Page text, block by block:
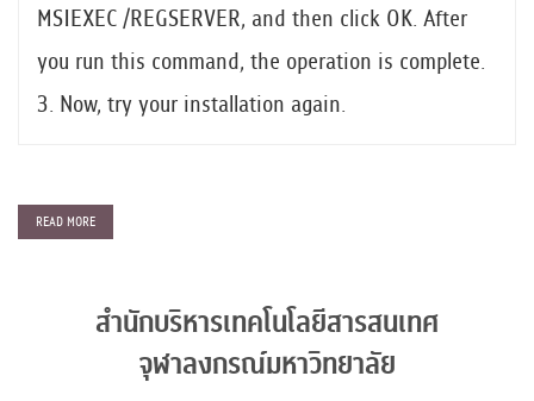
MSIEXEC /REGSERVER, and then click OK. After
you run this command, the operation is complete.
3. Now, try your installation again.
READ MORE
สำนักบริหารเทคโนโลยีสารสนเทศ
จุฬาลงกรณ์มหาวิทยาลัย